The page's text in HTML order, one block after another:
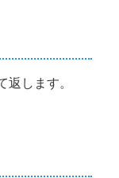
返します。